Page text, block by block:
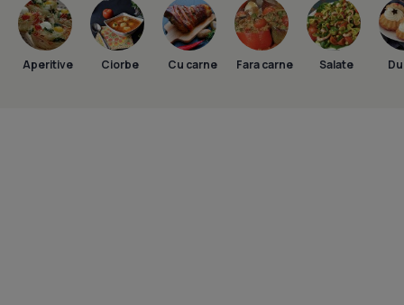
Aperitive Ciorbe Cu carne Fara carne Salate